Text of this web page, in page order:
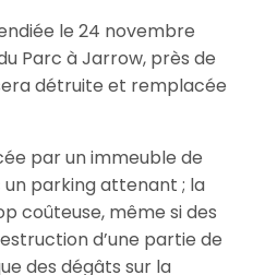
le 24 novembre
Parc à Jarrow, près de
détruite et remplacée
par un immeuble de
parking attenant ; la
coûteuse, même si des
d’une partie de
des dégâts sur la